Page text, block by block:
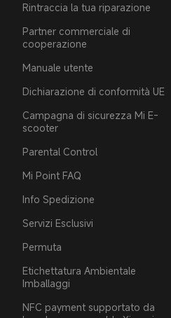
Rintraccia la tua riparazione
Partner commerciale di
cooperazione
Manuale utente
Dichiarazione di conformità UE
Campagna di sicurezza Mi E-
scooter
Parental Control
Mi Point FAQ
Info Spedizione
Servizi Esclusivi
Permuta
Etichettatura Ambientale
Imballaggi
NFC payment supportato da